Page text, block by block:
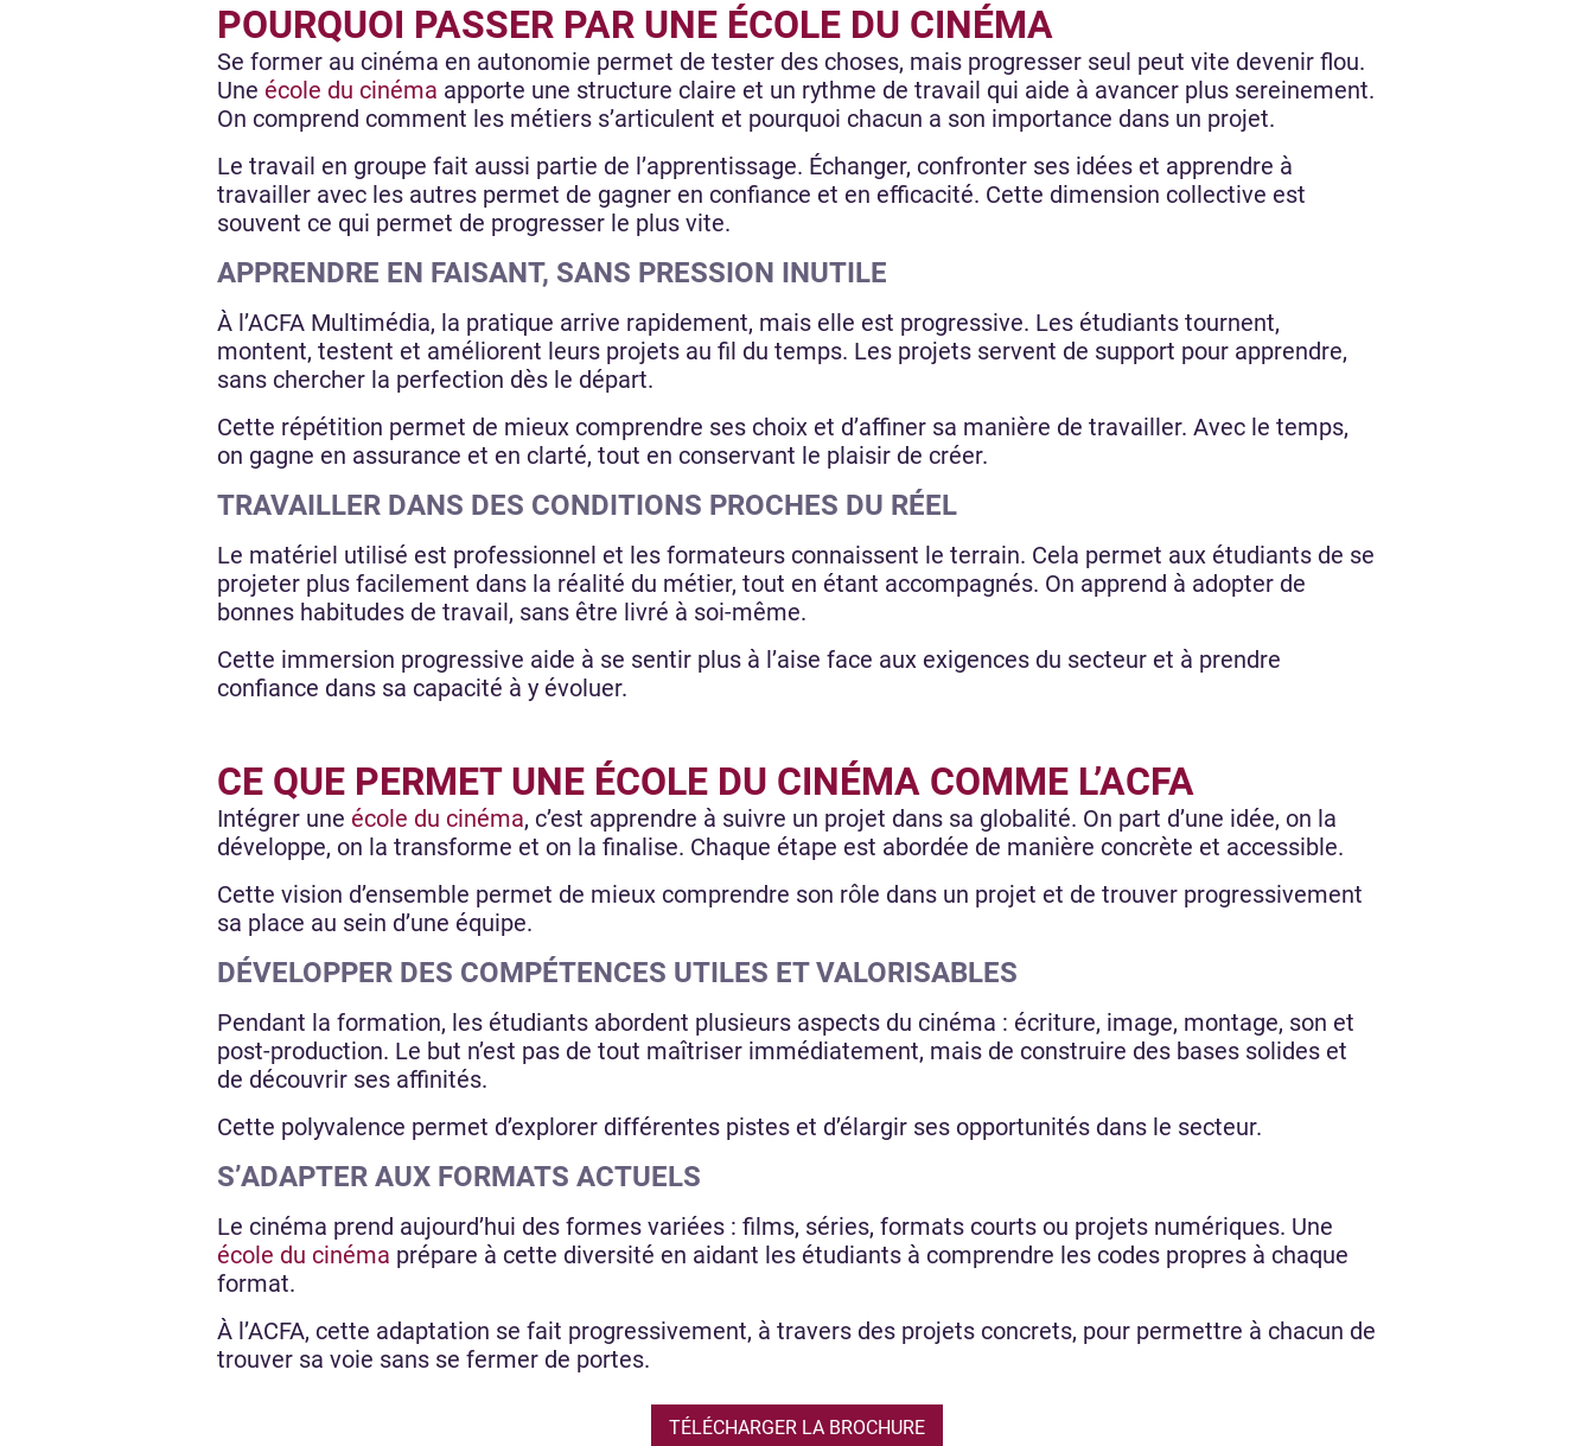
POURQUOI PASSER PAR UNE ÉCOLE DU CINÉMA
Se former au cinéma en autonomie permet de tester des choses, mais progresser seul peut vite devenir flou.
Une école du cinéma apporte une structure claire et un rythme de travail qui aide à avancer plus sereinement.
On comprend comment les métiers s’articulent et pourquoi chacun a son importance dans un projet.
Le travail en groupe fait aussi partie de l’apprentissage. Échanger, confronter ses idées et apprendre à
travailler avec les autres permet de gagner en confiance et en efficacité. Cette dimension collective est
souvent ce qui permet de progresser le plus vite.
APPRENDRE EN FAISANT, SANS PRESSION INUTILE
À l’ACFA Multimédia, la pratique arrive rapidement, mais elle est progressive. Les étudiants tournent,
montent, testent et améliorent leurs projets au fil du temps. Les projets servent de support pour apprendre,
sans chercher la perfection dès le départ.
Cette répétition permet de mieux comprendre ses choix et d’affiner sa manière de travailler. Avec le temps,
on gagne en assurance et en clarté, tout en conservant le plaisir de créer.
TRAVAILLER DANS DES CONDITIONS PROCHES DU RÉEL
Le matériel utilisé est professionnel et les formateurs connaissent le terrain. Cela permet aux étudiants de se
projeter plus facilement dans la réalité du métier, tout en étant accompagnés. On apprend à adopter de
bonnes habitudes de travail, sans être livré à soi-même.
Cette immersion progressive aide à se sentir plus à l’aise face aux exigences du secteur et à prendre
confiance dans sa capacité à y évoluer.
CE QUE PERMET UNE ÉCOLE DU CINÉMA COMME L’ACFA
Intégrer une école du cinéma, c’est apprendre à suivre un projet dans sa globalité. On part d’une idée, on la
développe, on la transforme et on la finalise. Chaque étape est abordée de manière concrète et accessible.
Cette vision d’ensemble permet de mieux comprendre son rôle dans un projet et de trouver progressivement
sa place au sein d’une équipe.
DÉVELOPPER DES COMPÉTENCES UTILES ET VALORISABLES
Pendant la formation, les étudiants abordent plusieurs aspects du cinéma : écriture, image, montage, son et
post-production. Le but n’est pas de tout maîtriser immédiatement, mais de construire des bases solides et
de découvrir ses affinités.
Cette polyvalence permet d’explorer différentes pistes et d’élargir ses opportunités dans le secteur.
S’ADAPTER AUX FORMATS ACTUELS
Le cinéma prend aujourd’hui des formes variées : films, séries, formats courts ou projets numériques. Une
école du cinéma prépare à cette diversité en aidant les étudiants à comprendre les codes propres à chaque
format.
À l’ACFA, cette adaptation se fait progressivement, à travers des projets concrets, pour permettre à chacun de
trouver sa voie sans se fermer de portes.
TÉLÉCHARGER LA BROCHURE